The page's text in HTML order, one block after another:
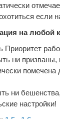
если
на любой
Приоритет
ни призваны,
помечена
ни бешенства,
настройки!